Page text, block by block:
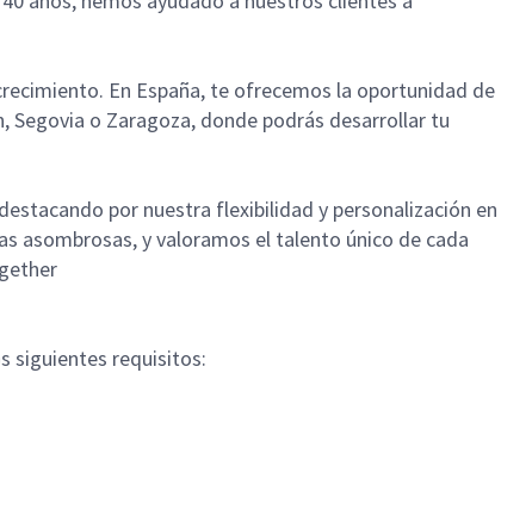
En España, te ofrecemos la oportunidad de
Segovia o Zaragoza, donde podrás desarrollar tu
por nuestra flexibilidad y personalización en
asombrosas, y valoramos el talento único de cada
siguientes requisitos: